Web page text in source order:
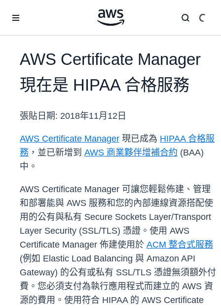
AWS Certificate Manager
現在是 HIPAA 合格服務
張貼日期: 2018年11月12日
AWS Certificate Manager 現已成為 HIPAA 合格服
務 ，並已新增到 AWS 商業夥伴增補合約 (BAA)
中。
AWS Certificate Manager 可讓您輕鬆佈建、管理
和部署能與 AWS 服務和您的內部連線資源搭配使
用的公有與私有 Secure Sockets Layer/Transport
Layer Security (SSL/TLS) 憑證。使用 AWS
Certificate Manager 佈建使用於 ACM 整合式服務
(例如 Elastic Load Balancing 與 Amazon API
Gateway) 的公有或私有 SSL/TLS 憑證無須額外付
費。您必須支付為執行應用程式而建立的 AWS 資
源的費用。使用符合 HIPAA 的 AWS Certificate